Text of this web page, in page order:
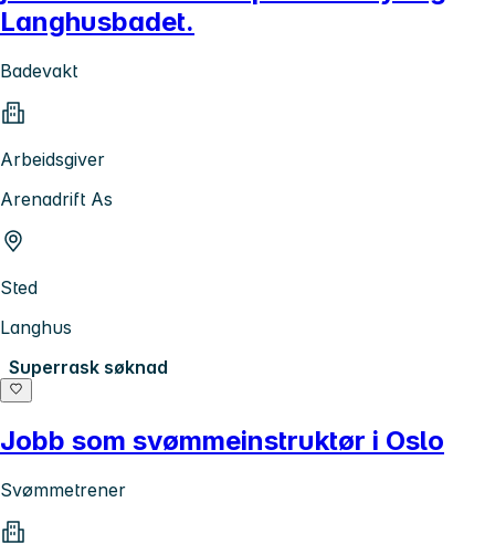
Langhusbadet.
Badevakt
Arbeidsgiver
Arenadrift As
Sted
Langhus
Superrask søknad
Jobb som svømmeinstruktør i Oslo
Svømmetrener